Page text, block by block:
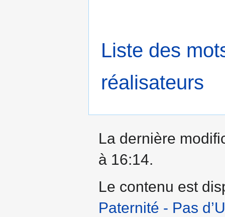
Liste des
réalisateurs
La dernière
à 16:14.
Le contenu est
Paternité - Pas